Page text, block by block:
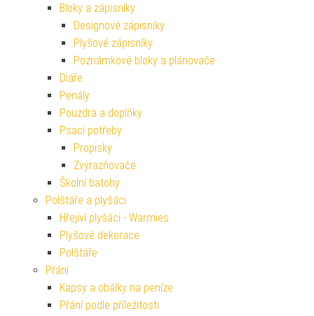
Bloky a zápisníky
Designové zápisníky
Plyšové zápisníky
Poznámkové bloky a plánovače
Diáře
Penály
Pouzdra a doplňky
Psací potřeby
Propisky
Zvýrazňovače
Školní batohy
Polštáře a plyšáci
Hřejiví plyšáci - Warmies
Plyšové dekorace
Polštáře
Přání
Kapsy a obálky na peníze
Přání podle příležitosti